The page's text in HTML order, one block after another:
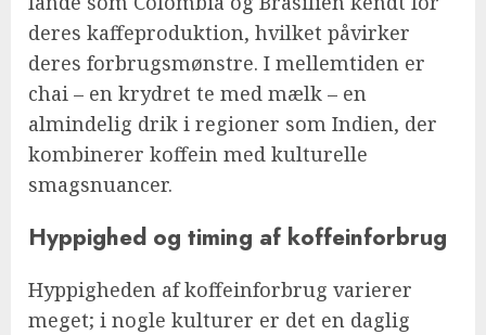
deres kaffeproduktion, hvilket påvirker
deres forbrugsmønstre. I mellemtiden er
chai – en krydret te med mælk – en
almindelig drik i regioner som Indien, der
kombinerer koffein med kulturelle
smagsnuancer.
Hyppighed og timing af koffeinforbrug
Hyppigheden af koffeinforbrug varierer
meget; i nogle kulturer er det en daglig